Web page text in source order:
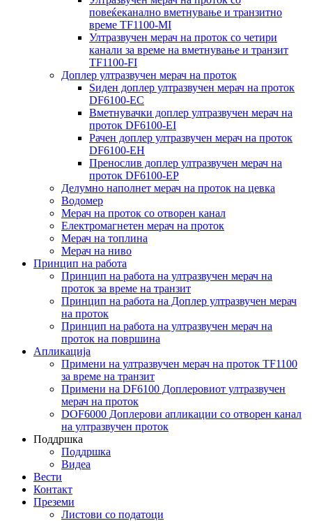
повеќеканално вметнување и транзитно
време TF1100-MI
Ултразвучен мерач на проток со четири
канали за време на вметнување и транзит
TF1100-FI
Доплер ултразвучен мерач на проток
Ѕиден доплер ултразвучен мерач на проток
DF6100-EC
Вметнувачки доплер ултразвучен мерач на
проток DF6100-EI
Рачен доплер ултразвучен мерач на проток
DF6100-EH
Пренослив доплер ултразвучен мерач на
проток DF6100-EP
Делумно наполнет мерач на проток на цевка
Водомер
Мерач на проток со отворен канал
Електромагнетен мерач на проток
Мерач на топлина
Мерач на ниво
Принцип на работа
Принцип на работа на ултразвучен мерач на
проток за време на транзит
Принцип на работа на Доплер ултразвучен мерач
на проток
Принцип на работа на ултразвучен мерач на
проток на површина
Апликација
Примени на ултразвучен мерач на проток TF1100
за време на транзит
Примени на DF6100 Доплеровиот ултразвучен
мерач на проток
DOF6000 Доплерови апликации со отворен канал
на ултразвучен проток
Поддршка
Поддршка
Видеа
Вести
Контакт
Преземи
Листови со податоци